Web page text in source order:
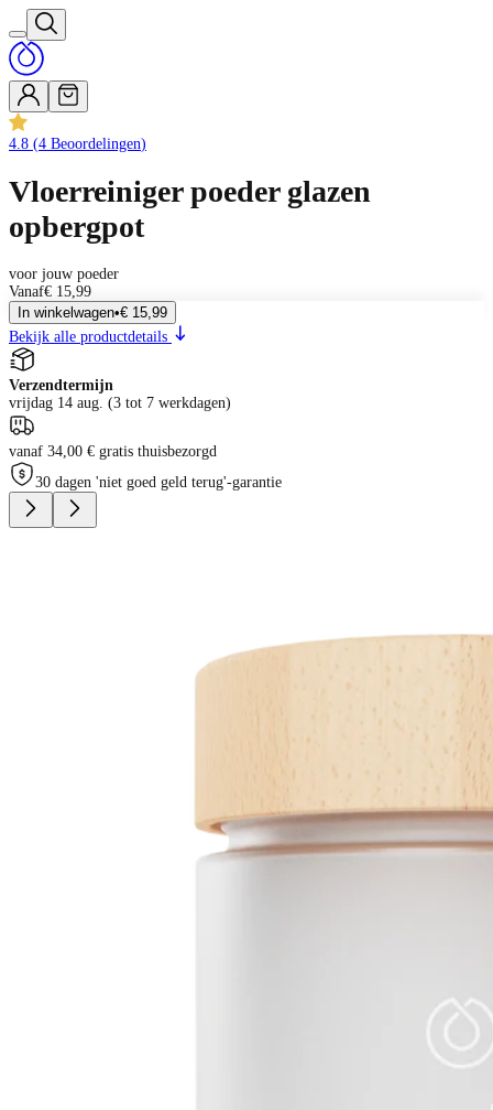
4.8 (4 Beoordelingen)
Vloerreiniger poeder glazen
opbergpot
voor jouw poeder
Vanaf€ 15,99
In winkelwagen•€ 15,99
Bekijk alle productdetails
Verzendtermijn
vrijdag 14 aug. (3 tot 7 werkdagen)
vanaf 34,00 € gratis thuisbezorgd
30 dagen 'niet goed geld terug'-garantie